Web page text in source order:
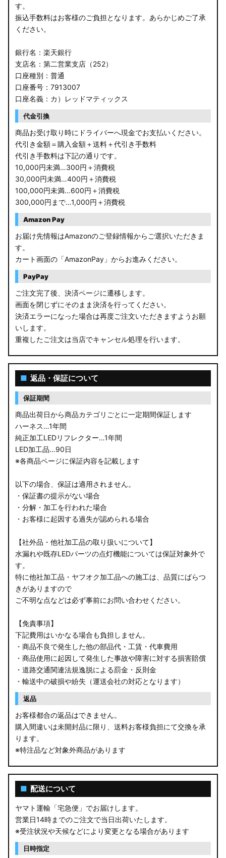
す。
振込手数料はお客様のご負担となります。あらかじめご了承
ください。
銀行名：楽天銀行
支店名：第二営業支店（252）
口座種別：普通
口座番号：7913007
口座名義：カ）レッドマティックス
代金引換
商品お受け取り時にドライバーへ現金でお支払いください。
代引き金額＝購入金額＋送料＋代引き手数料
代引き手数料は下記の通りです。
10,000円未満…300円＋消費税
30,000円未満…400円＋消費税
100,000円未満…600円＋消費税
300,000円まで…1,000円＋消費税
Amazon Pay
お届け先情報はAmazonのご登録情報からご選択いただきま
す。
カート画面の「AmazonPay」からお進みください。
PayPay
ご注文完了後、決済ページに遷移します。
画面を閉じずにそのまま決済を行ってください。
決済エラーになった場合は再度ご注文いただきますようお願
いします。
重複したご注文は当店でキャンセル処理を行います。
■ 返品・保証について
保証期間
商品出荷日から商品カテゴリごとに一定期間保証します
ハーネス…1年間
純正加工LEDリフレクター…1年間
LED加工品…90日
※各商品ページに保証内容を記載します
以下の場合、保証は適用されません。
・保証書の提示がない場合
・分解・加工を行われた場合
・お客様に起因する過失が認められる場合
【社外品・他社加工品の取り扱いについて】
水漏れや既存LEDパーツの点灯機能については保証対象外で
す。
特に他社加工品・ヤフオク加工品への施工は、品質にばらつ
きがありますので
ご不明な点などは必ず事前にお問い合わせください。
【免責事項】
下記費用はいかなる場合も負担しません。
・商品不良で発生した他の部品代・工賃・代車費用
・商品使用に起因して発生した事故や障害に対する損害賠償
・道路交通関連法規逸脱による罰金・反則金
・輸送中の破損や紛失（運送会社の対応となります）
返品
お客様都合の返品はできません。
購入間違いは未開封品に限り、送料お客様負担にて交換を承
ります。
※特注品など対象外商品があります
■ 配送について
ヤマト運輸「宅急便」でお届けします。
営業日14時までのご注文で当日出荷いたします。
※受注状況や天候などにより変更となる場合があります
日時指定